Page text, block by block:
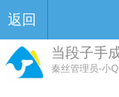
返回
当段子手
秦丝管理员-小Q